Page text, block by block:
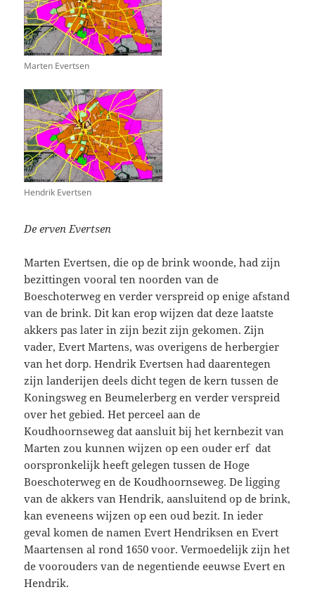
Marten Evertsen
Hendrik Evertsen
De erven Evertsen
Marten Evertsen, die op de brink woonde, had zijn
bezittingen vooral ten noorden van de
Boeschoterweg en verder verspreid op enige afstand
van de brink. Dit kan erop wijzen dat deze laatste
akkers pas later in zijn bezit zijn gekomen. Zijn
vader, Evert Martens, was overigens de herbergier
van het dorp. Hendrik Evertsen had daarentegen
zijn landerijen deels dicht tegen de kern tussen de
Koningsweg en Beumelerberg en verder verspreid
over het gebied. Het perceel aan de
Koudhoornseweg dat aansluit bij het kernbezit van
Marten zou kunnen wijzen op een ouder erf dat
oorspronkelijk heeft gelegen tussen de Hoge
Boeschoterweg en de Koudhoornseweg. De ligging
van de akkers van Hendrik, aansluitend op de brink,
kan eveneens wijzen op een oud bezit. In ieder
geval komen de namen Evert Hendriksen en Evert
Maartensen al rond 1650 voor. Vermoedelijk zijn het
de voorouders van de negentiende eeuwse Evert en
Hendrik.